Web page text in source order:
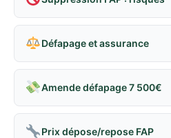
Défapage et assurance
Amende défapage 7 500€
Prix dépose/repose FAP